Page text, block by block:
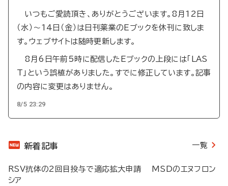
いつもご愛読頂き、ありがとうございます。8月12日
（水）～14日（金）は日刊薬業のEブックを休刊に致しま
す。ウェブサイトは随時更新します。
8月6日午前5時に配信したEブックの上段には「LAS
T」という誤植がありました。すでに修正しています。記事
の内容に変更はありません。
8/5 23:29
新着記事 一覧
RSV抗体の2回目投与で適応拡大申請 MSDのエヌフロン
シア